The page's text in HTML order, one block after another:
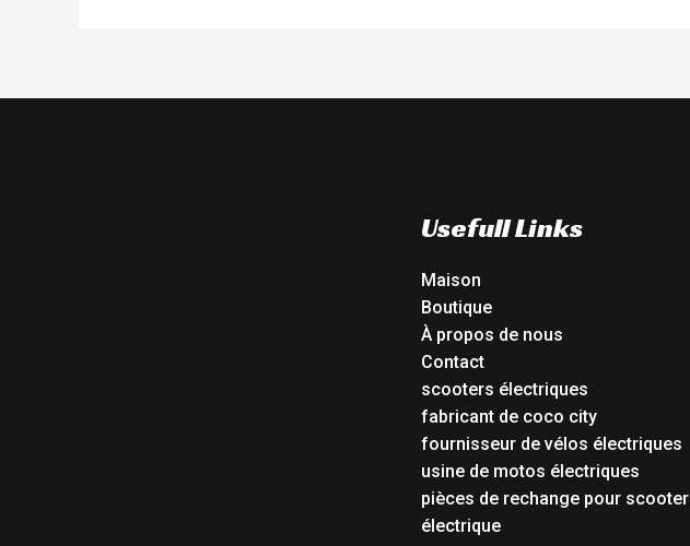
Usefull Links
Maison
Boutique
À propos de nous
Contact
scooters électriques
fabricant de coco city
fournisseur de vélos électriques
usine de motos électriques
pièces de rechange pour scooter
électrique